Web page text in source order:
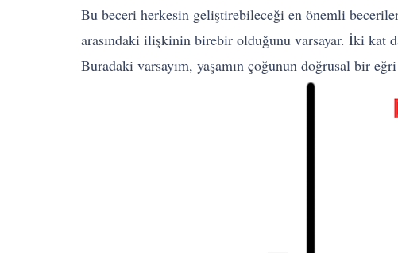
Bu beceri herkesin geliştirebileceği en önemli
arasındaki ilişkinin birebir olduğunu varsayar. İki kat
Buradaki varsayım, yaşamın çoğunun doğrusal bir